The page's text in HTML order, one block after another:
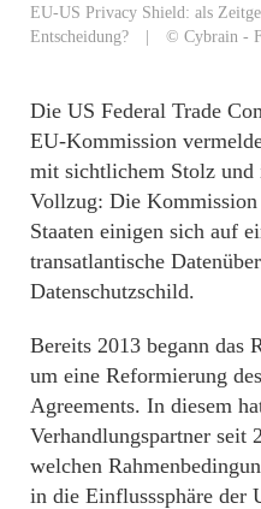
EU-US Privacy Shield: als
Entscheidung? | © Cybrain -
Die US Federal Trade
EU-Kommission
mit sichtlichem Stolz und
Vollzug: Die
Staaten einigen sich auf
transatlantische
Datenschutzschild.
Bereits 2013 begann das
um eine Reformierung
Agreements. In diesem
Verhandlungspartner seit
welchen
in die Einflusssphäre der